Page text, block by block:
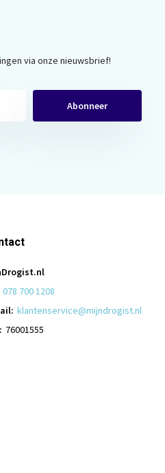
via onze nieuwsbrief!
Abonneer
078 700 1208
klantenservice@mijndrogist.nl
76001555